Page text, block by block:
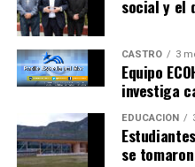
UP NEXT
Sorpresa en la elección de
Chiloé
NO TE PIERDAS
Informe deportivo 16
social y el
CASTRO 3
Equipo
investiga
EDUCACIÓN
se